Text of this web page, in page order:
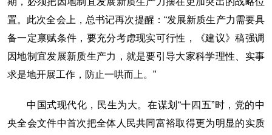
置。此次全会上，总书记再次提醒：“发展新质生产力需要具
备一定禀赋条件，要充分考虑现实可行性，《建议》稿强调
因地制宜发展新质生产力，就是要引导大家科学理性、实事
求是地开展工作，防止一哄而上。”
中国式现代化，民生为大。在谋划“十四五”时，党的中
央全会文件中首次把全体人民共同富裕取得更为明显的实质